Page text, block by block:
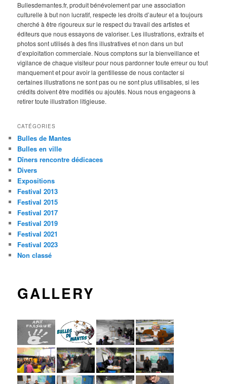
Bullesdemantes.fr, produit bénévolement par une association
culturelle à but non lucratif, respecte les droits d’auteur et a toujours
cherché à être rigoureux sur le respect du travail des artistes et
éditeurs que nous essayons de valoriser. Les illustrations, extraits et
photos sont utilisés à des fins illustratives et non dans un but
d’exploitation commerciale. Nous comptons sur la bienveillance et
vigilance de chaque visiteur pour nous pardonner toute erreur ou tout
manquement et pour avoir la gentillesse de nous contacter si
certaines illustrations ne sont pas ou ne sont plus utilisables, si les
crédits doivent être modifiés ou ajoutés. Nous nous engageons à
retirer toute illustration litigieuse.
CATÉGORIES
Bulles de Mantes
Bulles en ville
Dîners rencontre dédicaces
Divers
Expositions
Festival 2013
Festival 2015
Festival 2017
Festival 2019
Festival 2021
Festival 2023
Non classé
GALLERY